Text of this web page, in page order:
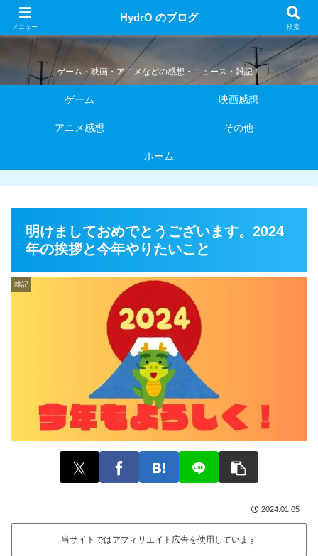
HydrO のブログ
ゲーム・映画・アニメなどの感想・ニュース・雑記！
ゲーム 映画感想
アニメ感想 その他
ホーム
明けましておめでとうございます。2024
年の挨拶と今年やりたいこと
雑記
2024.01.05
当サイトではアフィリエイト広告を使用しています
メニュー
HydrO のブログ
検索